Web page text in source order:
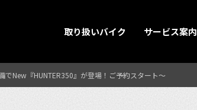
取り扱いバイク サービス案内
でNew『HUNTER350』が登場！ご予約スタート〜